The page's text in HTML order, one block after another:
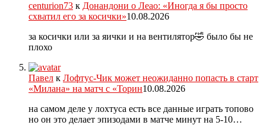
centurion73 к Донандони о Леао: «Иногда я бы просто
схватил его за косички»10.08.2026
за косички или за яички и на вентилятор🤣 было бы не
плохо
Павел к Лофтус-Чик может неожиданно попасть в старт
«Милана» на матч с «Торин10.08.2026
на самом деле у лохтуса есть все данные играть топово
но он это делает эпизодами в матче минут на 5-10…